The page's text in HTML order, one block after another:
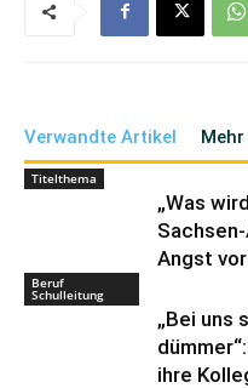
Verwandte Artikel
Titelthema
„Was
Angst
Beruf
Schulleitung
„Bei uns
ihre